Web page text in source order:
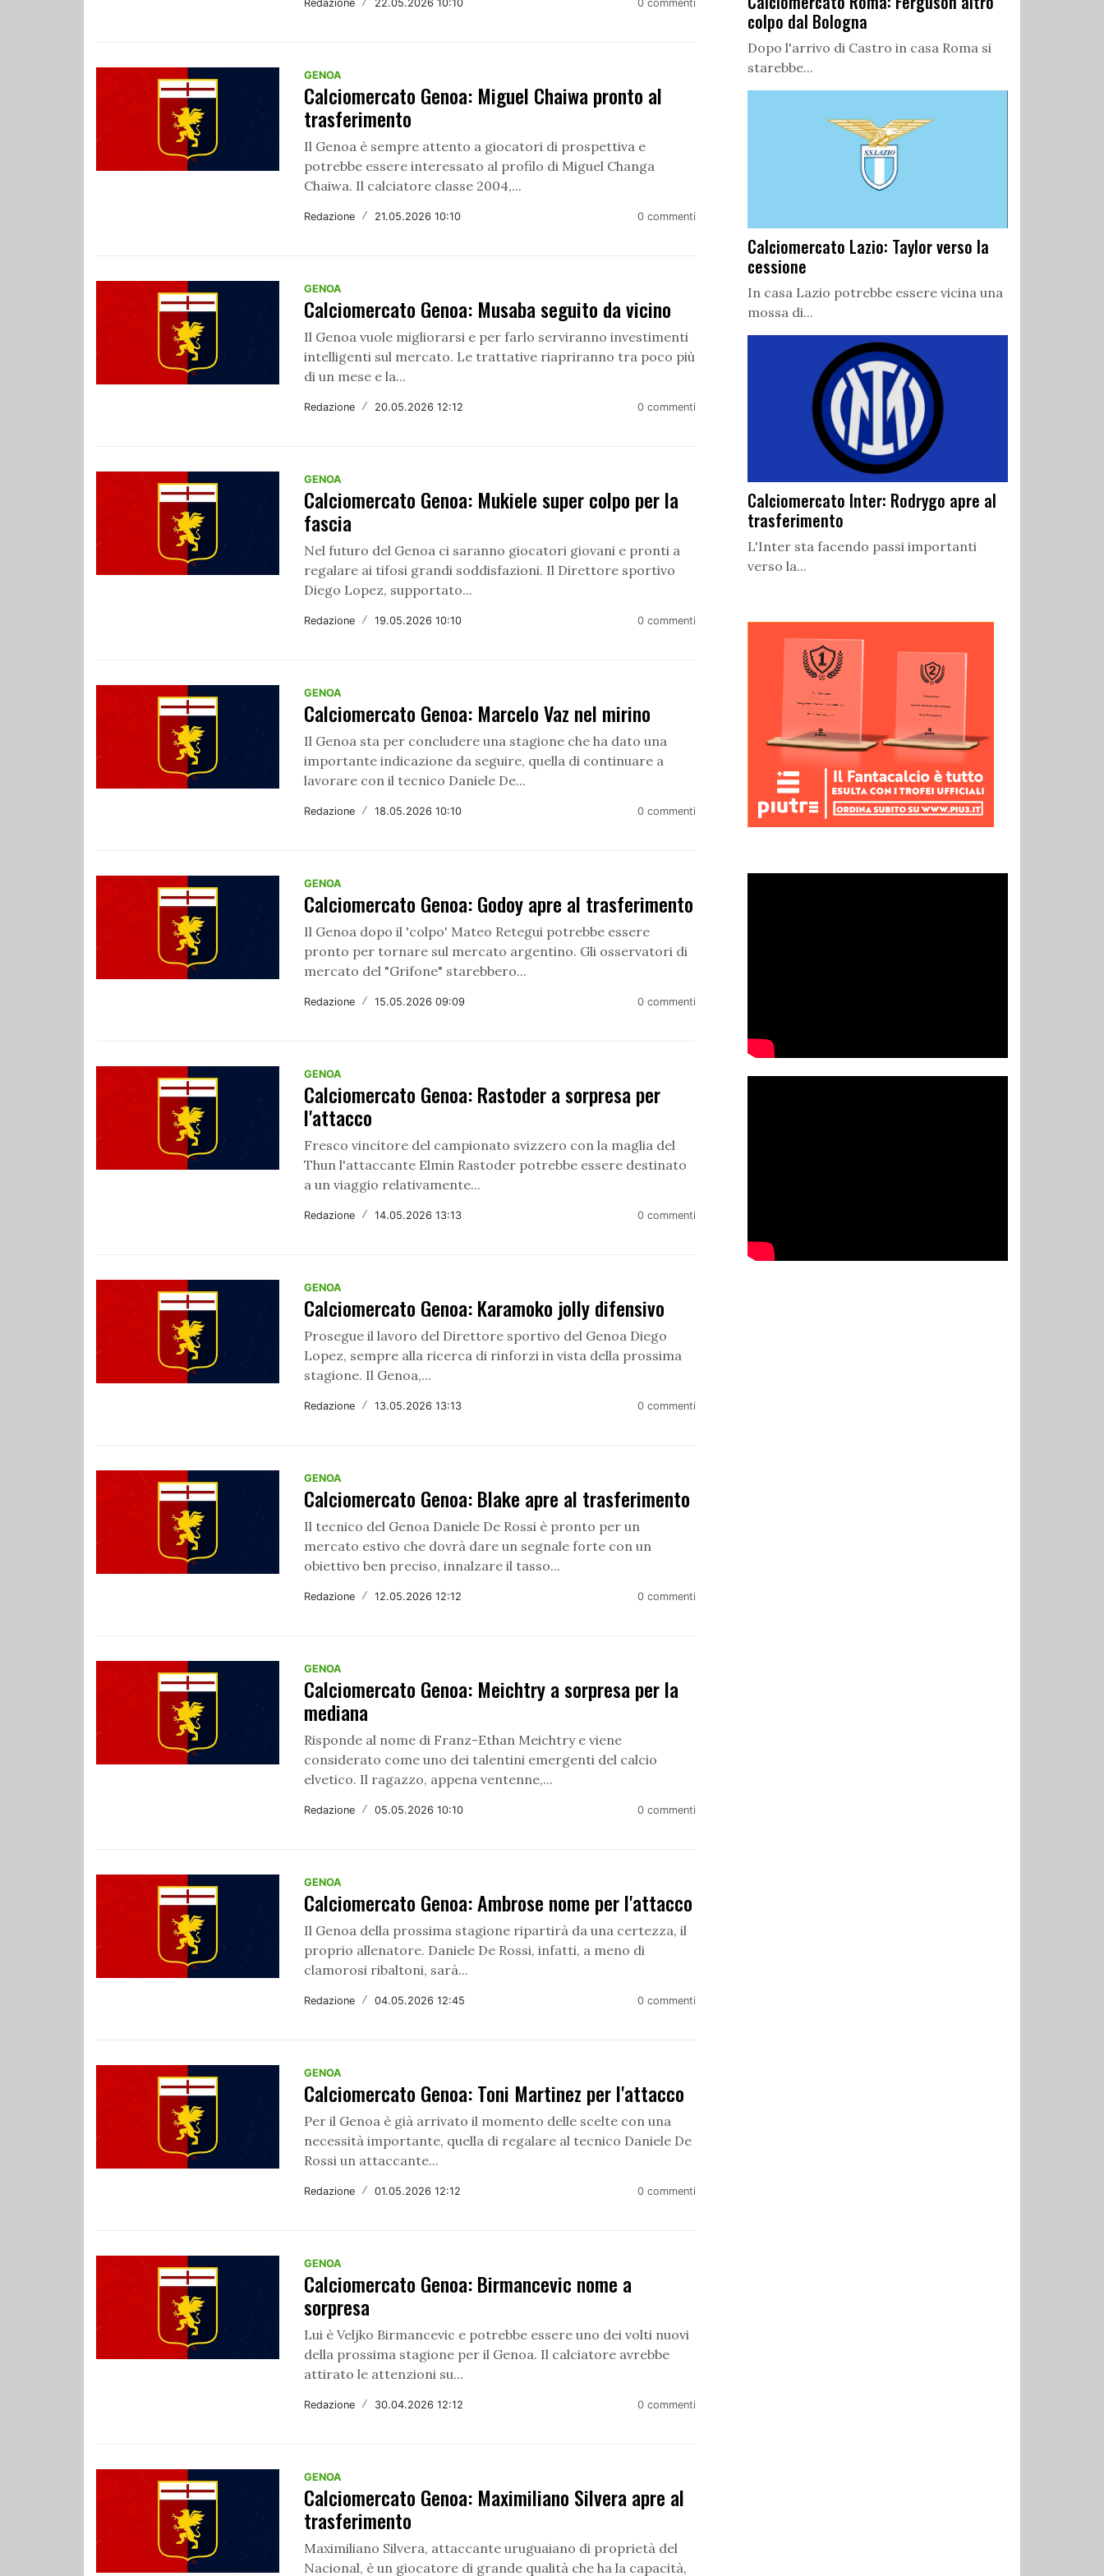
Redazione / 22.05.2026 10:10 0 commenti
GENOA
Calciomercato Genoa: Miguel Chaiwa pronto al
trasferimento
Il Genoa è sempre attento a giocatori di prospettiva e
potrebbe essere interessato al profilo di Miguel Changa
Chaiwa. Il calciatore classe 2004,...
Redazione / 21.05.2026 10:10 0 commenti
GENOA
Calciomercato Genoa: Musaba seguito da vicino
Il Genoa vuole migliorarsi e per farlo serviranno investimenti
intelligenti sul mercato. Le trattative riapriranno tra poco più
di un mese e la...
Redazione / 20.05.2026 12:12 0 commenti
GENOA
Calciomercato Genoa: Mukiele super colpo per la
fascia
Nel futuro del Genoa ci saranno giocatori giovani e pronti a
regalare ai tifosi grandi soddisfazioni. Il Direttore sportivo
Diego Lopez, supportato...
Redazione / 19.05.2026 10:10 0 commenti
GENOA
Calciomercato Genoa: Marcelo Vaz nel mirino
Il Genoa sta per concludere una stagione che ha dato una
importante indicazione da seguire, quella di continuare a
lavorare con il tecnico Daniele De...
Redazione / 18.05.2026 10:10 0 commenti
GENOA
Calciomercato Genoa: Godoy apre al trasferimento
Il Genoa dopo il 'colpo' Mateo Retegui potrebbe essere
pronto per tornare sul mercato argentino. Gli osservatori di
mercato del "Grifone" starebbero...
Redazione / 15.05.2026 09:09 0 commenti
GENOA
Calciomercato Genoa: Rastoder a sorpresa per
l'attacco
Fresco vincitore del campionato svizzero con la maglia del
Thun l'attaccante Elmin Rastoder potrebbe essere destinato
a un viaggio relativamente...
Redazione / 14.05.2026 13:13 0 commenti
GENOA
Calciomercato Genoa: Karamoko jolly difensivo
Prosegue il lavoro del Direttore sportivo del Genoa Diego
Lopez, sempre alla ricerca di rinforzi in vista della prossima
stagione. Il Genoa,...
Redazione / 13.05.2026 13:13 0 commenti
GENOA
Calciomercato Genoa: Blake apre al trasferimento
Il tecnico del Genoa Daniele De Rossi è pronto per un
mercato estivo che dovrà dare un segnale forte con un
obiettivo ben preciso, innalzare il tasso...
Redazione / 12.05.2026 12:12 0 commenti
GENOA
Calciomercato Genoa: Meichtry a sorpresa per la
mediana
Risponde al nome di Franz-Ethan Meichtry e viene
considerato come uno dei talentini emergenti del calcio
elvetico. Il ragazzo, appena ventenne,...
Redazione / 05.05.2026 10:10 0 commenti
GENOA
Calciomercato Genoa: Ambrose nome per l'attacco
Il Genoa della prossima stagione ripartirà da una certezza, il
proprio allenatore. Daniele De Rossi, infatti, a meno di
clamorosi ribaltoni, sarà...
Redazione / 04.05.2026 12:45 0 commenti
GENOA
Calciomercato Genoa: Toni Martinez per l'attacco
Per il Genoa è già arrivato il momento delle scelte con una
necessità importante, quella di regalare al tecnico Daniele De
Rossi un attaccante...
Redazione / 01.05.2026 12:12 0 commenti
GENOA
Calciomercato Genoa: Birmancevic nome a
sorpresa
Lui è Veljko Birmancevic e potrebbe essere uno dei volti nuovi
della prossima stagione per il Genoa. Il calciatore avrebbe
attirato le attenzioni su...
Redazione / 30.04.2026 12:12 0 commenti
GENOA
Calciomercato Genoa: Maximiliano Silvera apre al
trasferimento
Maximiliano Silvera, attaccante uruguaiano di proprietà del
Nacional, è un giocatore di grande qualità che ha la capacità,
colpo dal Bologna
Dopo l'arrivo di Castro in casa Roma si
starebbe...
Calciomercato Lazio: Taylor verso la
cessione
In casa Lazio potrebbe essere vicina una
mossa di...
Calciomercato Inter: Rodrygo apre al
trasferimento
L'Inter sta facendo passi importanti
verso la...